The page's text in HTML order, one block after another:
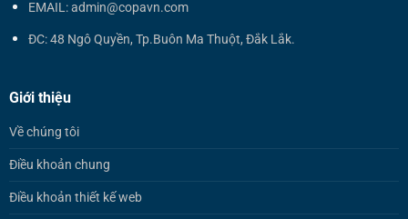
EMAIL: admin@copavn.com
ĐC: 48 Ngô Quyền, Tp.Buôn Ma Thuột, Đắk Lắk.
Giới thiệu
Về chúng tôi
Điều khoản chung
Điều khoản thiết kế web